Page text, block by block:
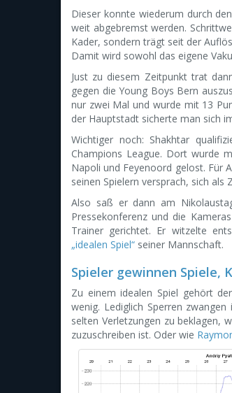
Dieser konnte wiederum durch
weit abgebremst werden.
Kader, sondern trägt seit der
Damit wird sowohl das eigene
Just zu diesem Zeitpunkt trat
gegen die Young Boys Bern
nur zwei Mal und wurde mit 13
der Hauptstadt sicherte man sich
Wichtiger noch: Shakhtar
Champions League. Dort wurde
Napoli und Feyenoord gelost. Für
seinen Spielern versprach, sich
Also saß er dann am
Pressekonferenz und die
Trainer gerichtet. Er witzelte
„idealen Spiel“ seiner Mannschaft.
Spieler gewinnen Spiele,
Zu einem idealen Spiel gehört
wenig. Lediglich Sperren
selten Verletzungen zu beklagen,
zuzuschreiben ist. Oder wie